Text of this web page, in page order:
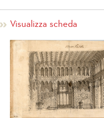
Visualizza scheda